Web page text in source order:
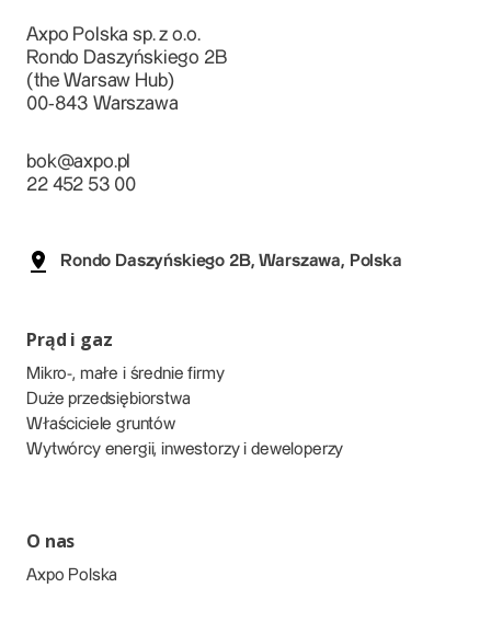
Axpo Polska sp. z o.o.
Rondo Daszyńskiego 2B
(the Warsaw Hub)
00-843 Warszawa
bok@axpo.pl
22 452 53 00
Rondo Daszyńskiego 2B, Warszawa, Polska
Prąd i gaz
Mikro-, małe i średnie firmy
Duże przedsiębiorstwa
Właściciele gruntów
Wytwórcy energii, inwestorzy i deweloperzy
O nas
Axpo Polska